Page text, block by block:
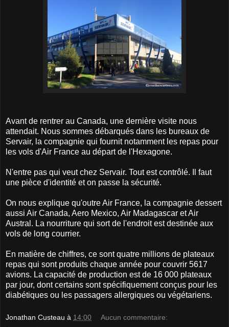
Avant de rentrer au Canada, une dernière visite nous
attendait. Nous sommes débarqués dans les bureaux de
Servair, la compagnie qui fournit notamment les repas pour
les vols d'Air France au départ de l'Hexagone.
N'entre pas qui veut chez Servair. Tout est contrôlé. Il faut
une pièce d'identité et on passe la sécurité.
On nous explique qu'outre Air France, la compagnie dessert
aussi Air Canada, Aero Mexico, Air Madagascar et Air
Austral. La nourriture qui sort de l'endroit est destinée aux
vols de long courrier.
En matière de chiffres, ce sont quatre millions de plateaux
repas qui sont produits chaque année pour couvrir 5617
avions. La capacité de production est de 16 000 plateaux
par jour, dont certains sont spécifiquement conçus pour les
diabétiques ou les passagers allergiques ou végétariens.
Jonathan Custeau à 14:00 Aucun commentaire: